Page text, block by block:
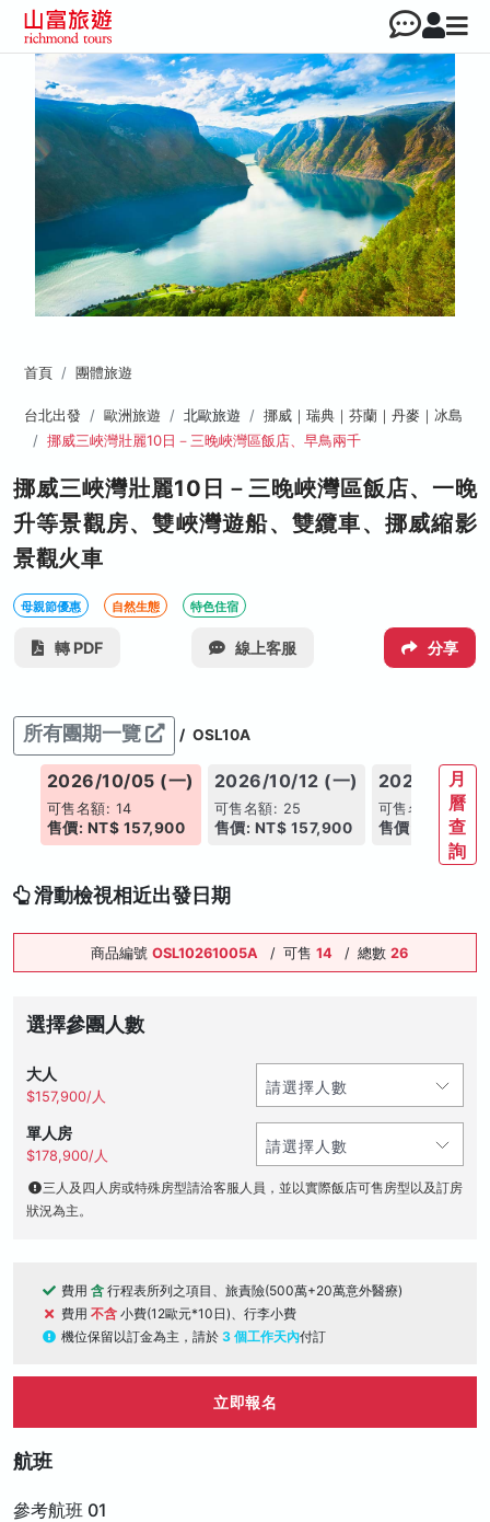
首頁 團體旅遊
台北出發 歐洲旅遊 北歐旅遊
挪威｜瑞典｜芬蘭｜丹麥｜冰島
挪威三峽灣壯麗10日－三晚峽灣區飯店、早鳥兩千
挪威三峽灣壯麗10日－三晚峽灣區飯店、一晚
升等景觀房、雙峽灣遊船、雙纜車、挪威縮影
景觀火車
母親節優惠 自然生態 特色住宿
轉 PDF 線上客服 分享
所有團期一覽 / OSL10A
2026/10/05 (一)
可售名額: 14
售價: NT$ 157,900
2026/10/12 (一)
可售名額: 25
售價: NT$ 157,900
2026/10/19
可售名額: 25
售價: NT$
月
曆
查
詢
滑動檢視相近出發日期
商品編號 OSL10261005A / 可售 14 / 總數 26
選擇參團人數
大人
$157,900/人
單人房
$178,900/人
三人及四人房或特殊房型請洽客服人員，並以實際飯店可售房型以及訂房
狀況為主。
費用 含 行程表所列之項目、旅責險(500萬+20萬意外醫療)
費用 不含 小費(12歐元*10日)、行李小費
機位保留以訂金為主，請於 3 個工作天內付訂
立即報名
航班
參考航班 01